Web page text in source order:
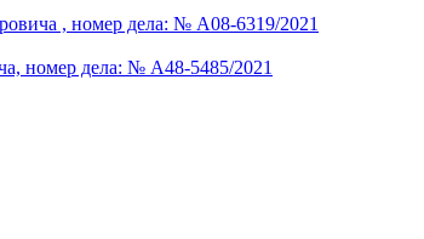
, номер дела: № А08-6319/2021
номер дела: № А48-5485/2021